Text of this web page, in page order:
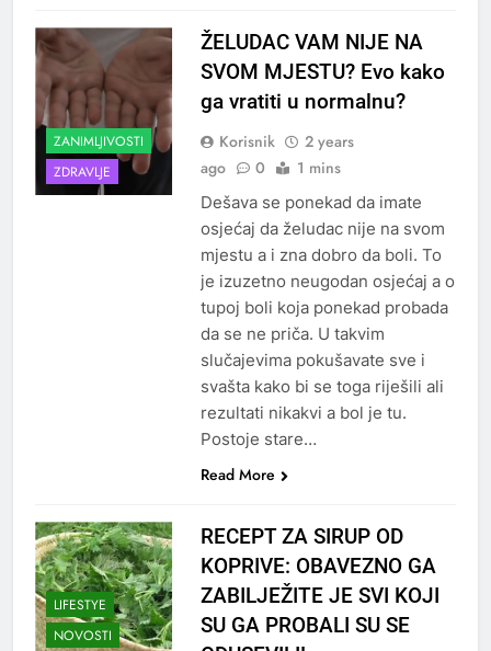
ZANIMLJIVOSTI
ZDRAVLJE
ŽELUDAC VAM NIJE NA
SVOM MJESTU? Evo kako
ga vratiti u normalnu?
Korisnik
2 years
ago
0 1 mins
Dešava se ponekad da imate
osjećaj da želudac nije na svom
mjestu a i zna dobro da boli. To
je izuzetno neugodan osjećaj a o
tupoj boli koja ponekad probada
da se ne priča. U takvim
slučajevima pokušavate sve i
svašta kako bi se toga riješili ali
rezultati nikakvi a bol je tu.
Postoje stare…
Read More
LIFESTYE
NOVOSTI
RECEPT ZA SIRUP OD
KOPRIVE: OBAVEZNO GA
ZABILJEŽITE JE SVI KOJI
SU GA PROBALI SU SE